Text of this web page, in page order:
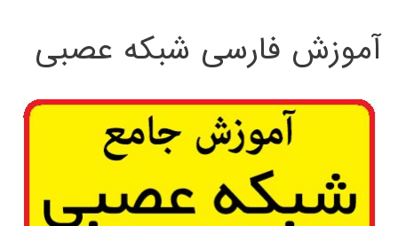
آموزش فارسی شبکه عصبی